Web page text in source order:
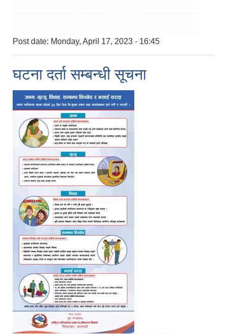
Post date: Monday, April 17, 2023 - 16:45
घटना दर्ता सम्बन्धी सूचना